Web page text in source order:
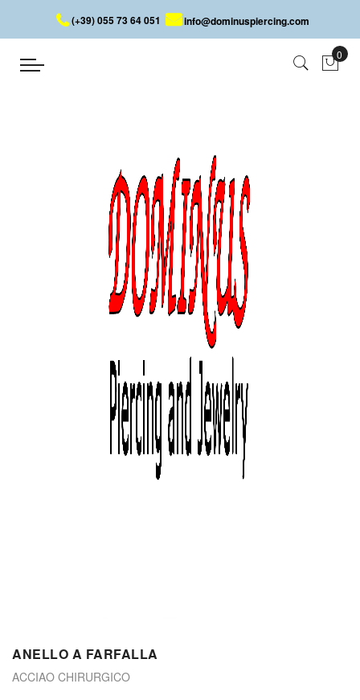
(+39) 055 73 64 051 info@dominuspiercing.com
ANELLO A FARFALLA
ANELLO A FARFALLA
ANELLO A FARFALLA
ACCIAO CHIRURGICO